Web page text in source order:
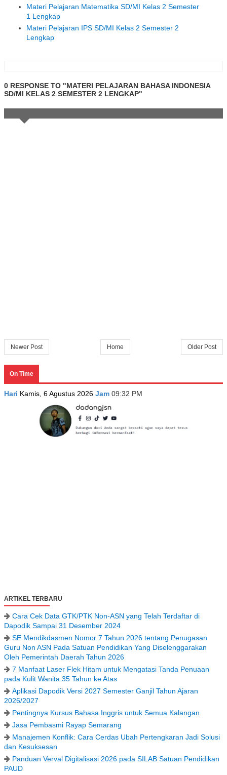
Materi Pelajaran Matematika SD/MI Kelas 2 Semester
1 Lengkap
Materi Pelajaran IPS SD/MI Kelas 2 Semester 2
Lengkap
0 RESPONSE TO "MATERI PELAJARAN BAHASA INDONESIA
SD/MI KELAS 2 SEMESTER 2 LENGKAP"
Newer Post Older Post
Home
On Time
Hari Kamis, 6 Agustus 2026 Jam 09:32 PM
ARTIKEL TERBARU
Cara Cek Data GTK/PTK Non-ASN yang Telah Terdaftar di
Dapodik Sampai 31 Desember 2024
SE Mendikdasmen Nomor 7 Tahun 2026 tentang Penugasan
Guru Non ASN Pada Satuan Pendidikan Yang Diselenggarakan
Oleh Pemerintah Daerah Tahun 2026
7 Manfaat Laser Flek Hitam untuk Mengatasi Tanda Penuaan
pada Kulit Wanita 35 Tahun ke Atas
Aplikasi Dapodik Versi 2027 Semester Ganjil Tahun Ajaran
2026/2027
Pentingnya Kursus Bahasa Inggris untuk Semua Kalangan
Jasa Pembasmi Rayap Semarang
Manajemen Konflik: Cara Cerdas Ubah Pertengkaran Jadi Solusi
dan Kesuksesan
Panduan Verval Digitalisasi 2026 pada SILAB Satuan Pendidikan
PAUD